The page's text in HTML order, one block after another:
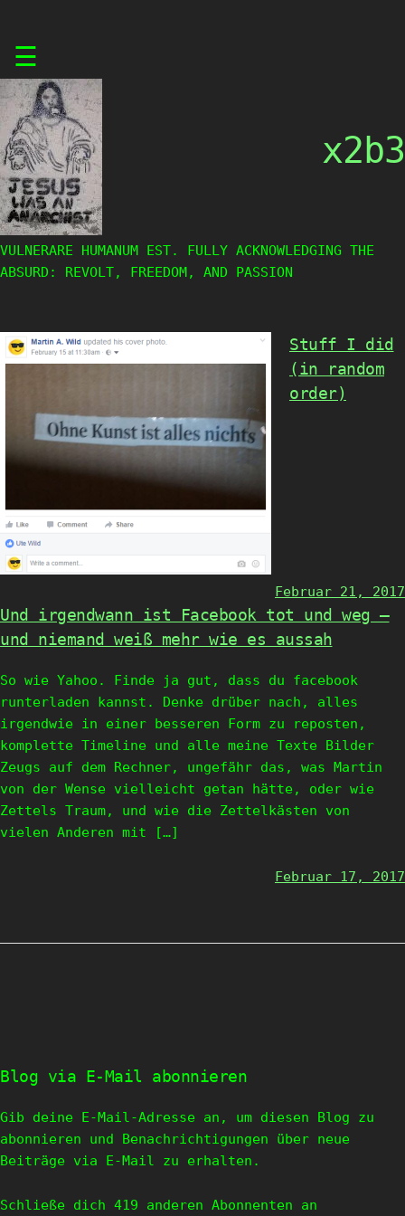
content
☰
x2b3
VULNERARE HUMANUM EST. FULLY ACKNOWLEDGING THE
ABSURD: REVOLT, FREEDOM, AND PASSION
Stuff I did
(in random
order)
Februar 21, 2017
Und irgendwann ist Facebook tot und weg –
und niemand weiß mehr wie es aussah
So wie Yahoo. Finde ja gut, dass du facebook
runterladen kannst. Denke drüber nach, alles
irgendwie in einer besseren Form zu reposten,
komplette Timeline und alle meine Texte Bilder
Zeugs auf dem Rechner, ungefähr das, was Martin
von der Wense vielleicht getan hätte, oder wie
Zettels Traum, und wie die Zettelkästen von
vielen Anderen mit […]
Februar 17, 2017
Blog via E-Mail abonnieren
Gib deine E-Mail-Adresse an, um diesen Blog zu
abonnieren und Benachrichtigungen über neue
Beiträge via E-Mail zu erhalten.
Schließe dich 419 anderen Abonnenten an